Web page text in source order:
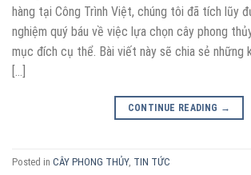
hàng tại Công Trình Việt, chúng tôi đã tích lũy
nghiệm quý báu về việc lựa chọn cây phong
mục đích cụ thể. Bài viết này sẽ chia sẻ những
[…]
CONTINUE READING →
Posted in CÂY PHONG THỦY, TIN TỨC